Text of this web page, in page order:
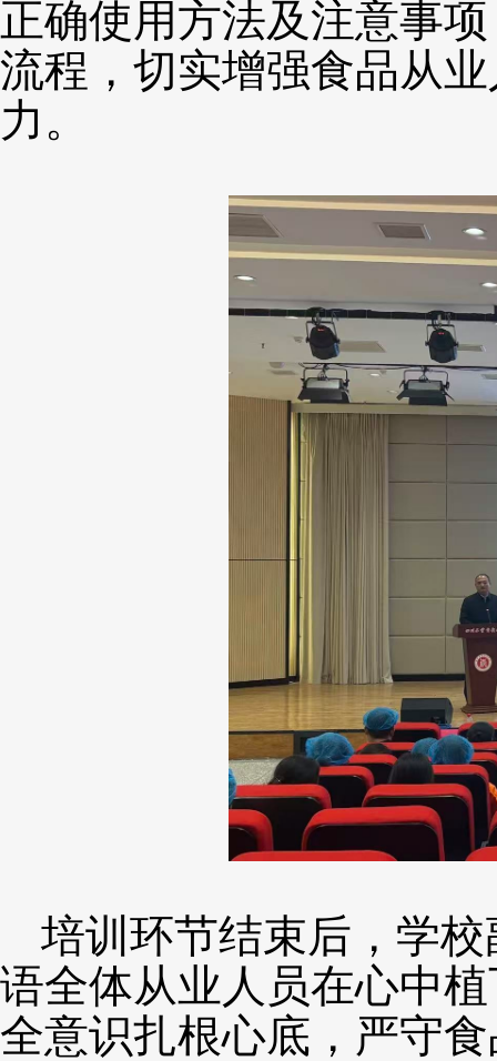
正确使用方法及注意事
流程，切实增强食品从
力。
培训环节结束后，学
语全体从业人员在心中
全意识扎根心底，严守